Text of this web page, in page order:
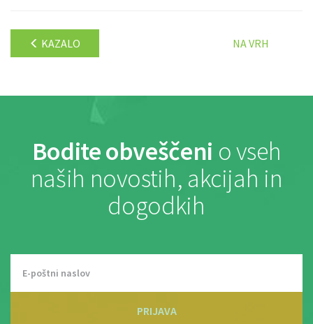
KAZALO NA VRH
Bodite obveščeni o vseh
naših novostih, akcijah in
dogodkih
PRIJAVA